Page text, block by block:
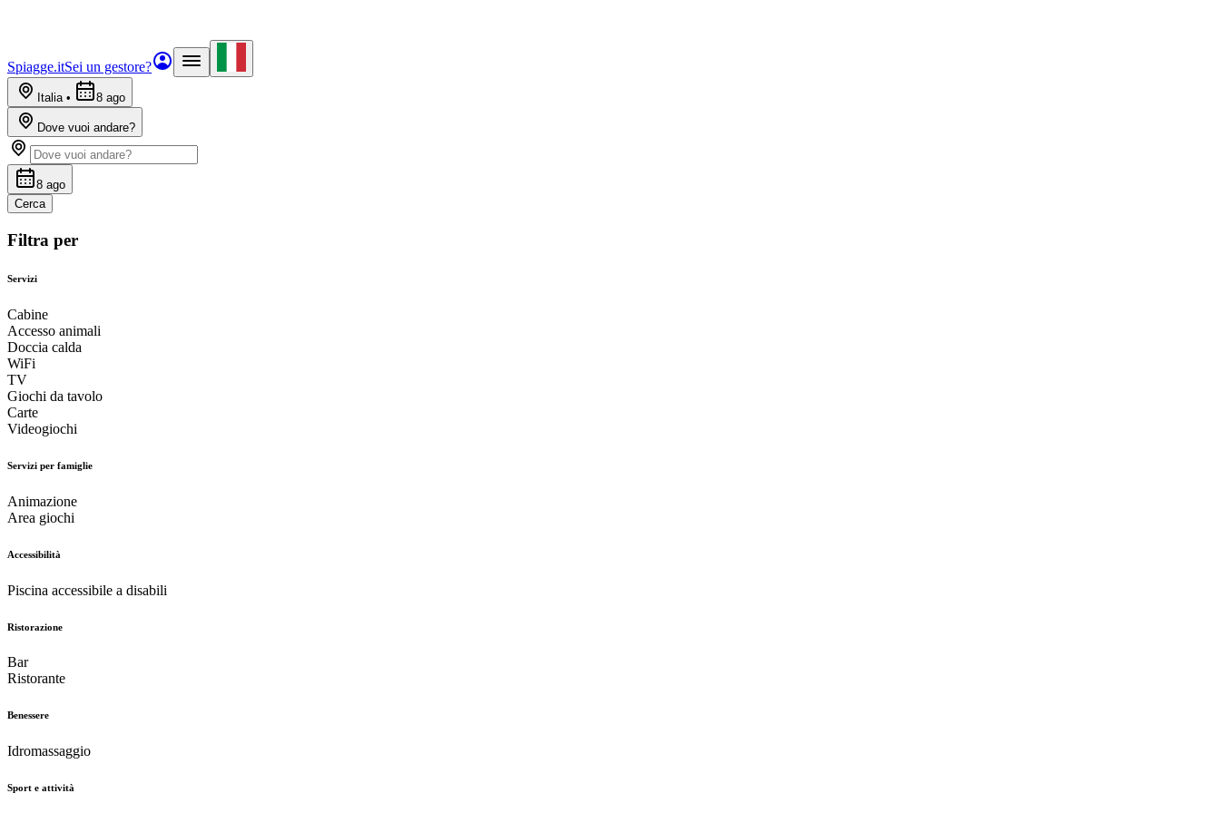
Spiagge.itSei un gestore?
Italia• 8 ago
Dove vuoi andare?
8 ago
Cerca
Filtra per
Servizi
Cabine
Accesso animali
Doccia calda
WiFi
TV
Giochi da tavolo
Carte
Videogiochi
Servizi per famiglie
Animazione
Area giochi
Accessibilità
Piscina accessibile a disabili
Ristorazione
Bar
Ristorante
Benessere
Idromassaggio
Sport e attività